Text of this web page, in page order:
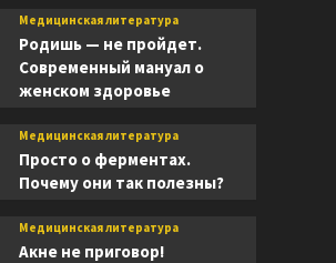
Медицинская литература
Родишь — не пройдет.
Современный мануал о
женском здоровье
Медицинская литература
Просто о ферментах.
Почему они так полезны?
Медицинская литература
Акне не приговор!